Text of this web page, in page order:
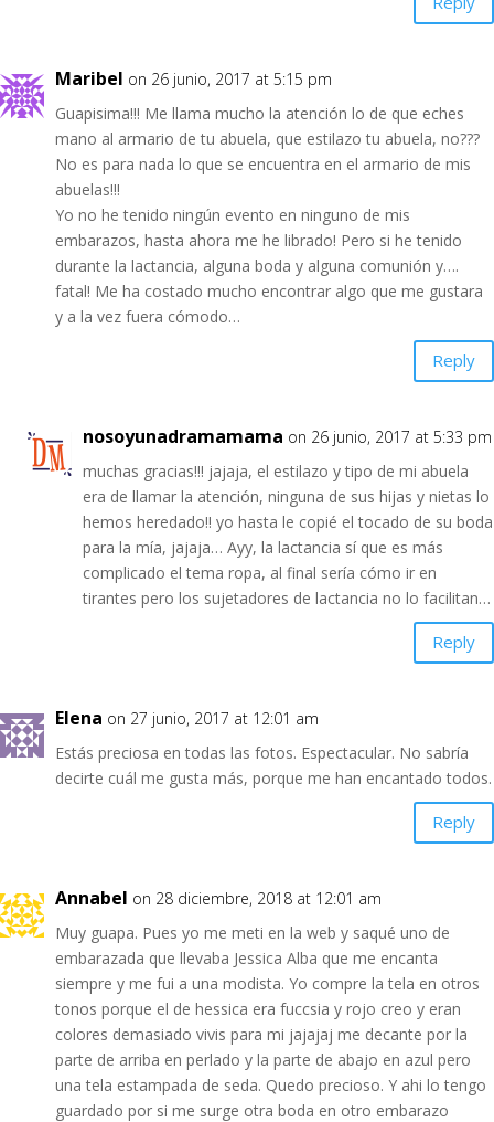
Maribel on 26 junio, 2017 at 5:15 pm
Guapisima!!! Me llama mucho la atención lo de que eches
mano al armario de tu abuela, que estilazo tu abuela, no???
No es para nada lo que se encuentra en el armario de mis
abuelas!!!
Yo no he tenido ningún evento en ninguno de mis
embarazos, hasta ahora me he librado! Pero si he tenido
durante la lactancia, alguna boda y alguna comunión y….
fatal! Me ha costado mucho encontrar algo que me gustara
y a la vez fuera cómodo…
Reply
nosoyunadramamama on 26 junio, 2017 at 5:33 pm
muchas gracias!!! jajaja, el estilazo y tipo de mi abuela
era de llamar la atención, ninguna de sus hijas y nietas lo
hemos heredado!! yo hasta le copié el tocado de su boda
para la mía, jajaja… Ayy, la lactancia sí que es más
complicado el tema ropa, al final sería cómo ir en
tirantes pero los sujetadores de lactancia no lo facilitan…
Reply
Elena on 27 junio, 2017 at 12:01 am
Estás preciosa en todas las fotos. Espectacular. No sabría
decirte cuál me gusta más, porque me han encantado todos.
Reply
Annabel on 28 diciembre, 2018 at 12:01 am
Muy guapa. Pues yo me meti en la web y saqué uno de
embarazada que llevaba Jessica Alba que me encanta
siempre y me fui a una modista. Yo compre la tela en otros
tonos porque el de hessica era fuccsia y rojo creo y eran
colores demasiado vivis para mi jajajaj me decante por la
parte de arriba en perlado y la parte de abajo en azul pero
una tela estampada de seda. Quedo precioso. Y ahi lo tengo
guardado por si me surge otra boda en otro embarazo